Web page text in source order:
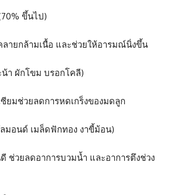
ขึ้นไป)
ายกล้ามเนื้อ และช่วยให้อารมณ์นิ่งขึ้น
น้า ผักโขม บรอกโคลี)
ยมช่วยลดการหดเกร็งของมดลูก
มอนด์ เมล็ดฟักทอง งาขี้ม้อน)
ช่วยลดอาการบวมน้ำ และอาการตึงช่วง